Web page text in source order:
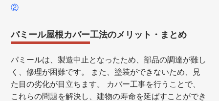
②
パミール屋根カバー工法のメリット・まとめ
パミールは、製造中止となったため、部品の調達が難し
く、修理が困難です。 また、塗装ができないため、見
た目の劣化が目立ちます。 カバー工事を行うことで、
これらの問題を解決し、建物の寿命を延ばすことができ